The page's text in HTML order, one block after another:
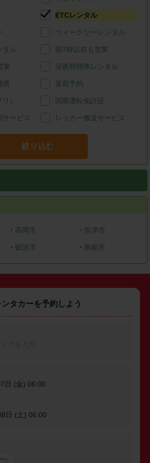
ETCレンタル
ウィークリーレンタル
タル 朝7時以前も営業
業 深夜時間帯レンタル
償 直前予約
） 国際運転免許証
ービス レッカー搬送サービス
絞り込む
・ 高岡市 ・ 魚津市
・ 砺波市 ・ 南砺市
ンタカーを予約しよう
日 (金) 06:00
日 (土) 06:00